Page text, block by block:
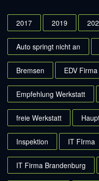
2017 2019
Auto springt nicht an
Bremsen EDV Firma
Empfehlung Werkstatt
freie Werkstatt
Inspektion IT FIrma
IT Firma Brandenburg